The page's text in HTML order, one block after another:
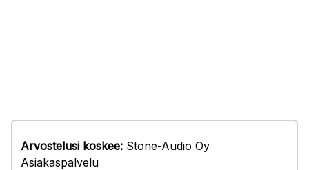
Arvostelusi koskee: Stone-Audio Oy
Asiakaspalvelu